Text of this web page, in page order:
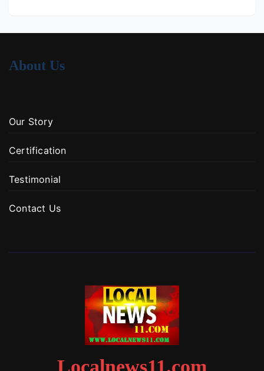
About Us
Our Story
Certification
Testimonial
Contact Us